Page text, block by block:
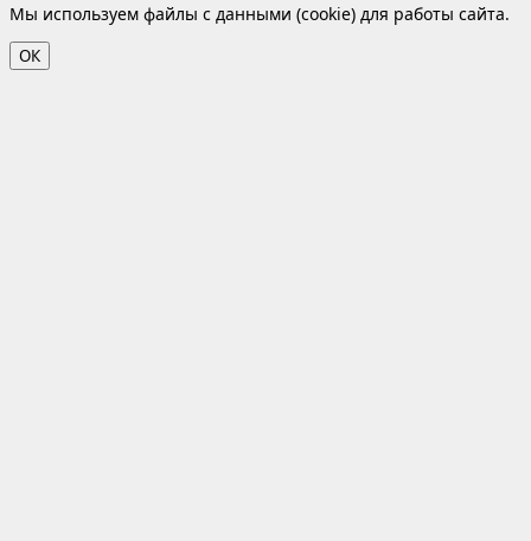
Мы используем файлы с данными (cookie) для работы сайта.
ОК